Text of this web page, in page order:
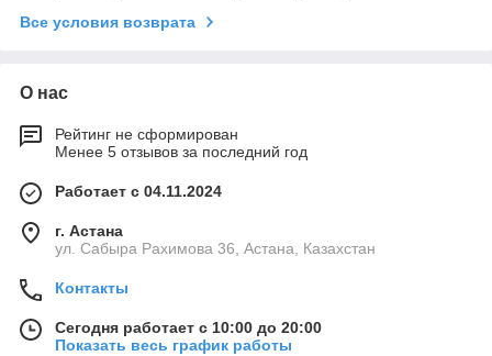
Все условия возврата
О нас
Рейтинг не сформирован
Менее 5 отзывов за последний год
Работает с 04.11.2024
г. Астана
ул. Сабыра Рахимова 36, Астана, Казахстан
Контакты
Сегодня работает с 10:00 до 20:00
Показать весь график работы